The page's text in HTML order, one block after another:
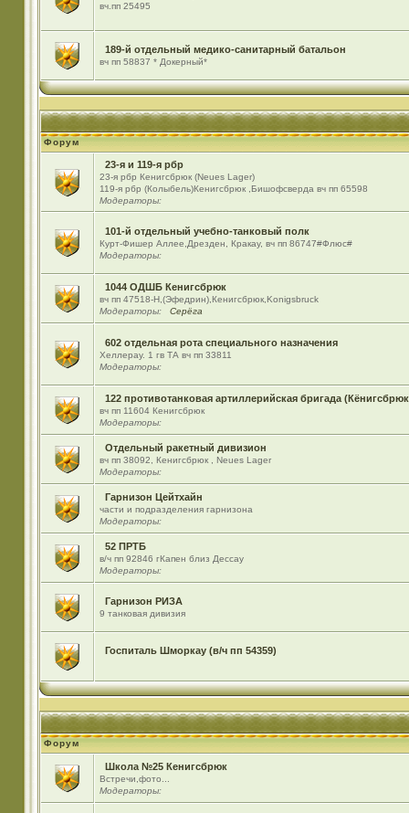
вч.пп 25495
189-й отдельный медико-санитарный батальон
вч пп 58837 * Докерный*
Форум
23-я и 119-я рбр
23-я рбр Кенигсбрюк (Neues Lager)
119-я рбр (Колыбель)Кенигсбрюк ,Бишофсверда вч пп 65598
Модераторы:
101-й отдельный учебно-танковый полк
Курт-Фишер Аллее,Дрезден, Кракау, вч пп 86747#Флюс#
Модераторы:
1044 ОДШБ Кенигсбрюк
вч пп 47518-Н,(Эфедрин),Кенигсбрюк,Konigsbruck
Модераторы:
Серёга
602 отдельная рота специального назначения
Хеллерау. 1 гв ТА вч пп 33811
Модераторы:
122 противотанковая артиллерийская бригада
вч пп 11604 Кенигсбрюк
Модераторы:
Отдельный ракетный дивизион
вч пп 38092, Кенигсбрюк , Neues Lager
Модераторы:
Гарнизон Цейтхайн
части и подразделения гарнизона
Модераторы:
52 ПРТБ
в/ч пп 92846 гКапен близ Дессау
Модераторы:
Гарнизон РИЗА
9 танковая дивизия
Госпиталь Шморкау (в/ч пп 54359)
Форум
Школа №25 Кенигсбрюк
Встречи,фото...
Модераторы: